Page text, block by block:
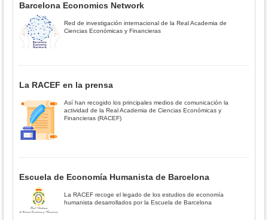
Barcelona Economics Network
Red de investigación internacional de la Real Academia de
Ciencias Económicas y Financieras
La RACEF en la prensa
Así han recogido los principales medios de comunicación la
actividad de la Real Academia de Ciencias Económicas y
Financieras (RACEF)
Escuela de Economía Humanista de Barcelona
La RACEF recoge el legado de los estudios de economía
humanista desarrollados por la Escuela de Barcelona